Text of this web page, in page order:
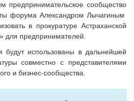
предпринимательское сообщество
форума Александром Лычагиным
в прокуратуре Астраханской
для предпринимателей.
будут использованы в дальнейшей
совместно с представителями
и бизнес-сообщества.